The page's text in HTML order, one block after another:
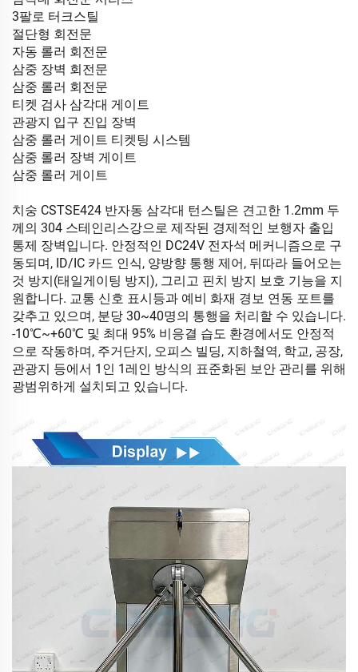
3팔로 터크스틸
절단형 회전문
자동 롤러 회전문
삼중 장벽 회전문
삼중 롤러 회전문
티켓 검사 삼각대 게이트
관광지 입구 진입 장벽
삼중 롤러 게이트 티켓팅 시스템
삼중 롤러 장벽 게이트
삼중 롤러 게이트
치숭 CSTSE424 반자동 삼각대 턴스틸은 견고한 1.2mm 두
께의 304 스테인리스강으로 제작된 경제적인 보행자 출입
통제 장벽입니다. 안정적인 DC24V 전자석 메커니즘으로 구
동되며, ID/IC 카드 인식, 양방향 통행 제어, 뒤따라 들어오는
것 방지(태일게이팅 방지), 그리고 핀치 방지 보호 기능을 지
원합니다. 교통 신호 표시등과 예비 화재 경보 연동 포트를
갖추고 있으며, 분당 30~40명의 통행을 처리할 수 있습니다.
-10℃~+60℃ 및 최대 95% 비응결 습도 환경에서도 안정적
으로 작동하며, 주거단지, 오피스 빌딩, 지하철역, 학교, 공장,
관광지 등에서 1인 1레인 방식의 표준화된 보안 관리를 위해
광범위하게 설치되고 있습니다.